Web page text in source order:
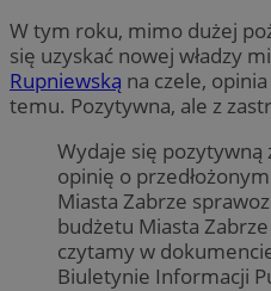
W tym roku, mimo dużej
się uzyskać nowej władzy
Rupniewską na czele,
temu. Pozytywna, ale z
Wydaje się pozytywną
opinię o
Miasta Zabrze
budżetu Miasta
czytamy w
Biuletynie Informacji